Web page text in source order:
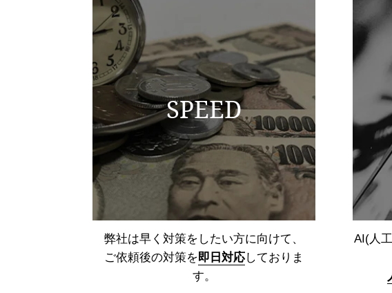
SPEED
弊社は早く対策をしたい方に向けて、
ご依頼後の対策を即日対応しておりま
す。
AI(人